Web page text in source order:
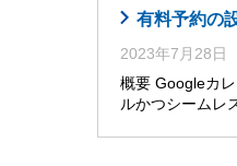
有料予約の
2023年7月28日
概要 Googleカ
ルかつシームレ